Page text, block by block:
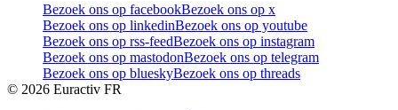
Bezoek ons op facebookBezoek ons op x
Bezoek ons op linkedinBezoek ons op youtube
Bezoek ons op rss-feedBezoek ons op instagram
Bezoek ons op mastodonBezoek ons op telegram
Bezoek ons op blueskyBezoek ons op threads
© 2026 Euractiv FR